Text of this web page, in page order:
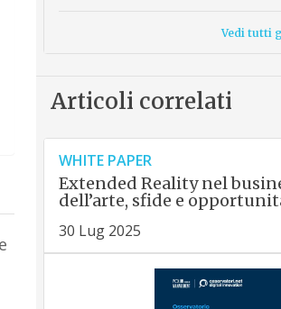
Vedi tutti
Articoli correlati
WHITE PAPER
Extended Reality nel
dell’arte, sfide e
30 Lug 2025